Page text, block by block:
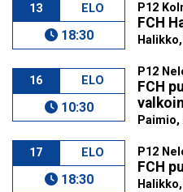
13 ELO
18:30
P12
FCH
16 ELO
10:30
P12
FCH
17 ELO
18:30
P12
FCH